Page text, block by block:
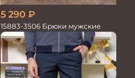
5 290 ₽
15883-3506 Брюки мужские